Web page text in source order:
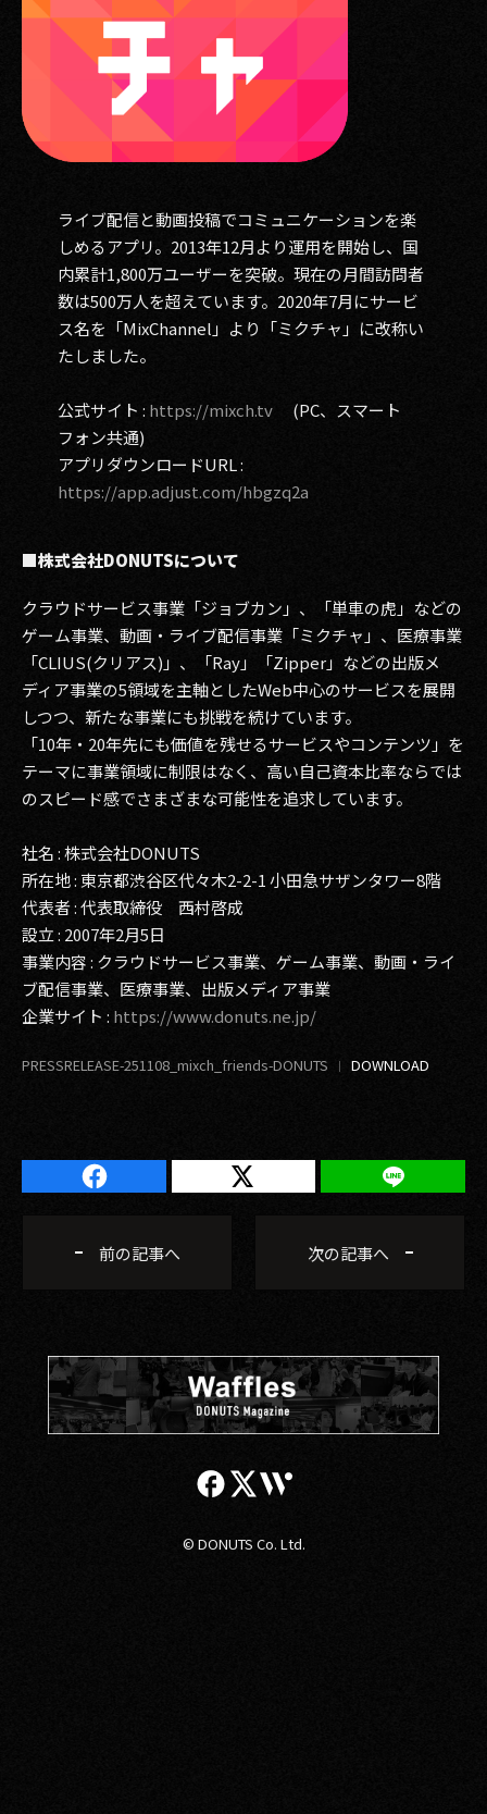
ライブ配信と動画投稿でコミュニケーションを楽
しめるアプリ。2013年12月より運用を開始し、国
内累計1,800万ユーザーを突破。現在の月間訪問者
数は500万人を超えています。2020年7月にサービ
ス名を「MixChannel」より「ミクチャ」に改称い
たしました。
公式サイト : https://mixch.tv(PC、スマート
フォン共通)
アプリダウンロードURL :
https://app.adjust.com/hbgzq2a
■株式会社DONUTSについて
クラウドサービス事業「ジョブカン」、「単車の虎」などの
ゲーム事業、動画・ライブ配信事業「ミクチャ」、医療事業
「CLIUS(クリアス)」、「Ray」「Zipper」などの出版メ
ディア事業の5領域を主軸としたWeb中心のサービスを展開
しつつ、新たな事業にも挑戦を続けています。
「10年・20年先にも価値を残せるサービスやコンテンツ」を
テーマに事業領域に制限はなく、高い自己資本比率ならでは
のスピード感でさまざまな可能性を追求しています。
社名 : 株式会社DONUTS
所在地 : 東京都渋谷区代々木2-2-1 小田急サザンタワー8階
代表者 : 代表取締役 西村啓成
設立 : 2007年2月5日
事業内容 : クラウドサービス事業、ゲーム事業、動画・ライ
ブ配信事業、医療事業、出版メディア事業
企業サイト : https://www.donuts.ne.jp/
PRESSRELEASE-251108_mixch_friends-DONUTS
前の記事へ 次の記事へ
© DONUTS Co. Ltd.